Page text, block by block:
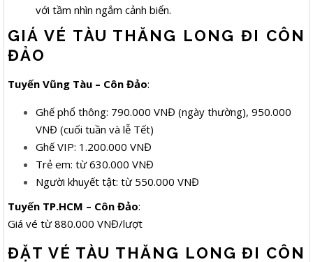
với tầm nhìn ngắm cảnh biển.
GIÁ VÉ TÀU THĂNG LONG ĐI CÔN
ĐẢO
Tuyến Vũng Tàu – Côn Đảo:
Ghế phổ thông: 790.000 VNĐ (ngày thường), 950.000
VNĐ (cuối tuần và lễ Tết)
Ghế VIP: 1.200.000 VNĐ
Trẻ em: từ 630.000 VNĐ
Người khuyết tật: từ 550.000 VNĐ
Tuyến TP.HCM – Côn Đảo:
Giá vé từ 880.000 VNĐ/lượt
ĐẶT VÉ TÀU THĂNG LONG ĐI CÔN